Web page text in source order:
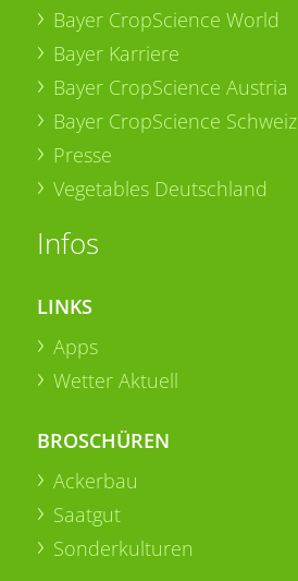
Bayer CropScience World
Bayer Karriere
Bayer CropScience Austria
Bayer CropScience Schweiz
Presse
Vegetables Deutschland
Infos
LINKS
Apps
Wetter Aktuell
BROSCHÜREN
Ackerbau
Saatgut
Sonderkulturen